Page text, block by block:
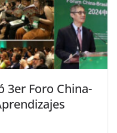
3er Foro China-